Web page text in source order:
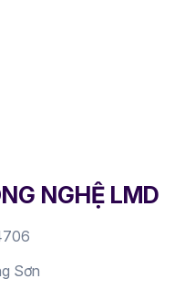
NGHỆ LMD
Sơn